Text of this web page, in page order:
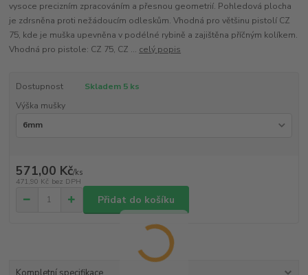
vysoce precizním zpracováním a přesnou geometrií. Pohledová plocha
je zdrsněna proti nežádoucím odleskům. Vhodná pro většinu pistolí CZ
75, kde je muška upevněna v podélné rybině a zajištěna příčným kolíkem.
Vhodná pro pistole: CZ 75, CZ ... celý popis
Dostupnost
Skladem 5 ks
Výška mušky
571,00 Kč/ks
471,90 Kč bez DPH
Přidat do košíku